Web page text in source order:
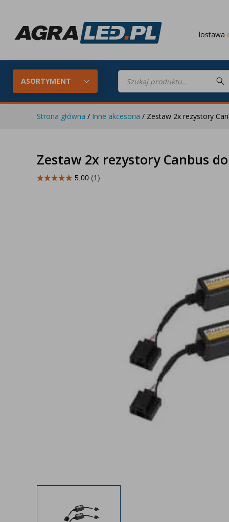
Darmowa dostawa od 649 PLN
ASORTYMENT
Wyszukiwarka
produktów
Konfigurator LED
Skompletuj oświetlenie LED do
swojego ciągnika
Lampy
Oświetlenie
wewnętrze
Oferty
Inne
Strona główna / Inne akcesoria / Zestaw 2x rezystory
Zestaw 2x rezystory Canbus